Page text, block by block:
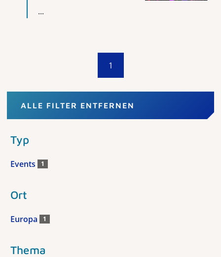
...
1
ALLE FILTER ENTFERNEN
Typ
Events 1
Ort
Europa 1
Thema